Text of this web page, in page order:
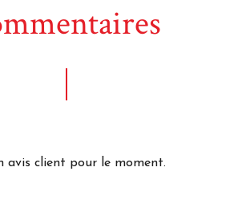
avis client pour le moment.